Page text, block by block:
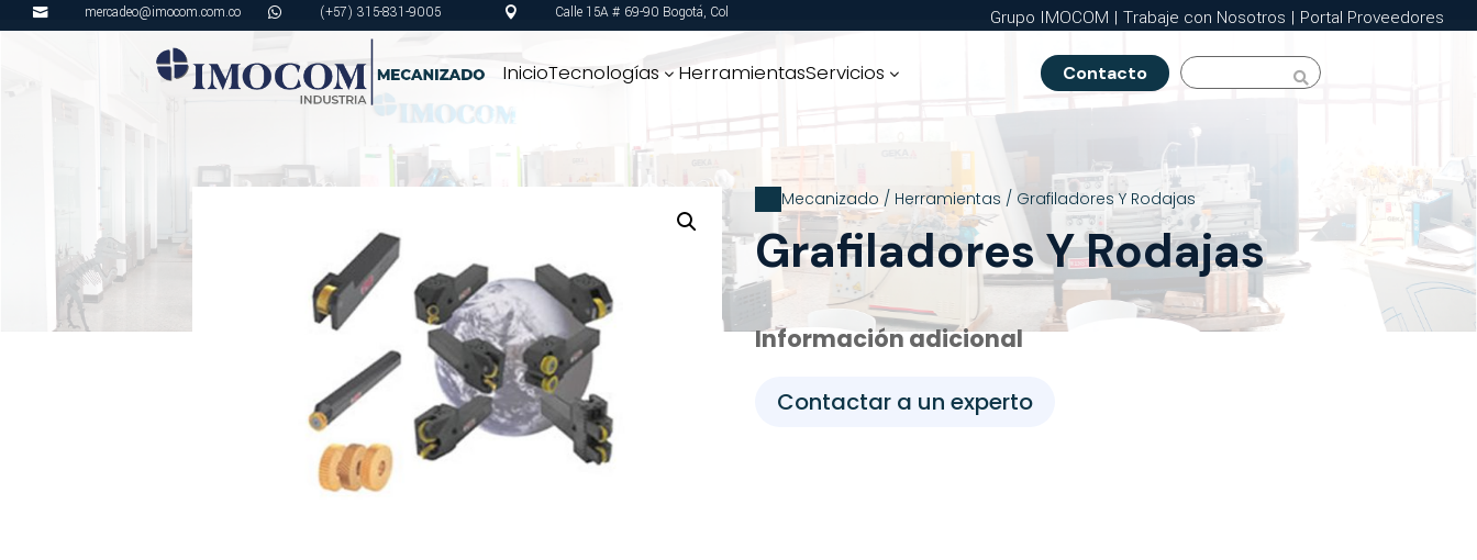
 mercadeo@imocom.com.co  (+57) 315-831-9005  Calle 15A # 69-90 Bogotá, Col Grupo IMOCOM | Trabaje con Nosotros | Portal Proveedores
InicioTecnologías 3 HerramientasServicios 3 Contacto 
Mecanizado / Herramientas / Grafiladores Y Rodajas
Grafiladores Y Rodajas
Información adicional
Contactar a un experto